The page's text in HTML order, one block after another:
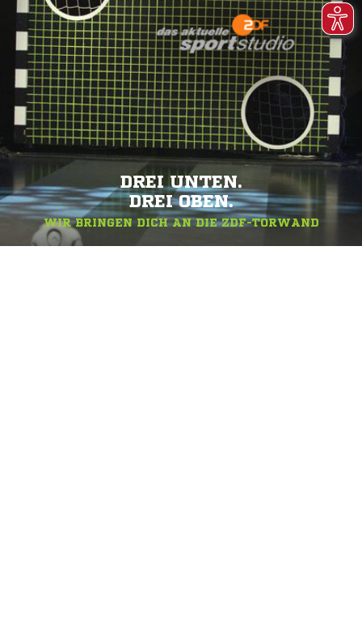
DREI UNTEN.
DREI OBEN.
WIR BRINGEN DICH AN DIE ZDF-TORWAND